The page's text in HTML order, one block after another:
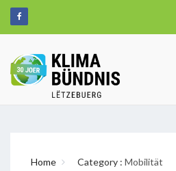
Home Category : Mobilität